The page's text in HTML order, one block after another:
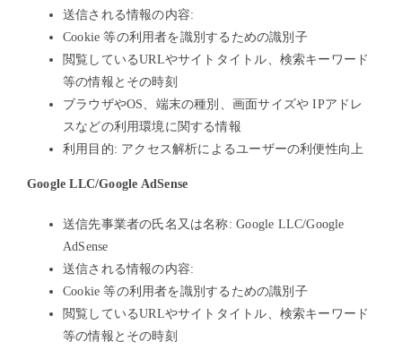
送信される情報の内容:
Cookie 等の利用者を識別するための識別子
閲覧しているURLやサイトタイトル、検索キーワード
等の情報とその時刻
ブラウザやOS、端末の種別、画面サイズや IPアドレ
スなどの利用環境に関する情報
利用目的: アクセス解析によるユーザーの利便性向上
Google LLC/Google AdSense
送信先事業者の氏名又は名称: Google LLC/Google
AdSense
送信される情報の内容:
Cookie 等の利用者を識別するための識別子
閲覧しているURLやサイトタイトル、検索キーワード
等の情報とその時刻